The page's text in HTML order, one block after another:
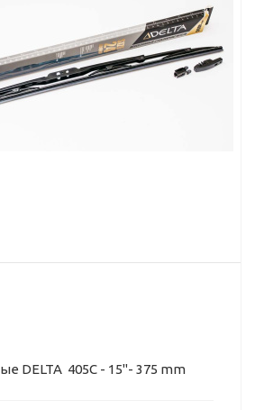
DELTA 405C - 15"- 375 mm